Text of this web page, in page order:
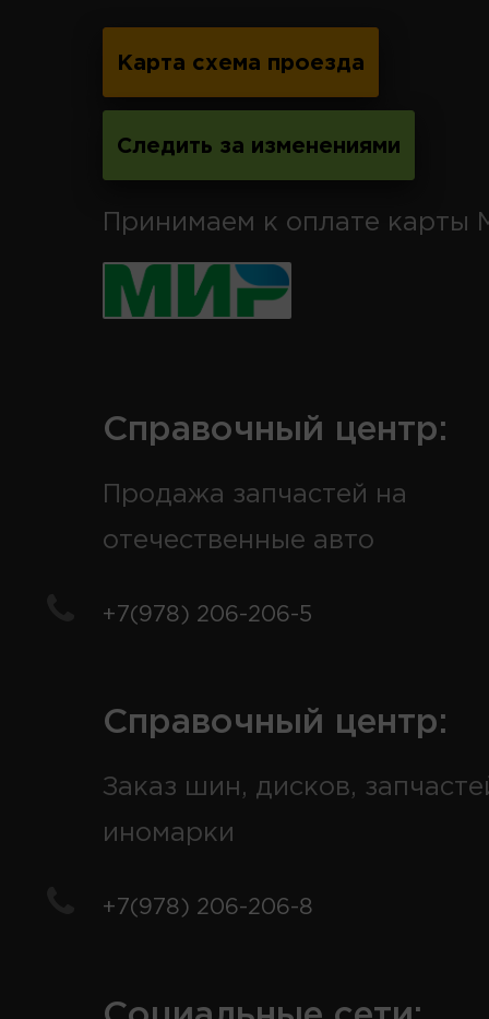
Карта схема проезда
Следить за изменениями
Принимаем к оплате карты
Справочный центр:
Продажа запчастей на
отечественные авто
+7(978) 206-206-5
Справочный центр:
Заказ шин, дисков,
иномарки
+7(978) 206-206-8